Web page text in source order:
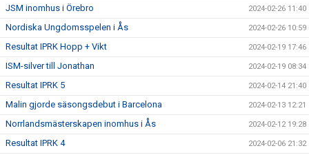
JSM inomhus i Örebro 2024-02-26 11:40
Nordiska Ungdomsspelen i Ås 2024-02-26 10:59
Resultat IPRK Hopp + Vikt 2024-02-19 17:46
ISM-silver till Jonathan 2024-02-19 08:34
Resultat IPRK 5 2024-02-14 21:40
Malin gjorde säsongsdebut i Barcelona 2024-02-13 12:21
Norrlandsmästerskapen inomhus i Ås 2024-02-12 19:28
Resultat IPRK 4 2024-02-06 21:32